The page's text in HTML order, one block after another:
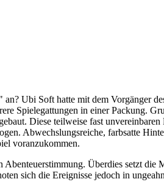
Ubi Soft hatte mit dem Vorgänger
Spielegattungen in einer Packung.
Diese teilweise fast
Abwechslungsreiche, farbsatte
voranzukommen.
Überdies setzt
sich die Ereignisse jedoch in